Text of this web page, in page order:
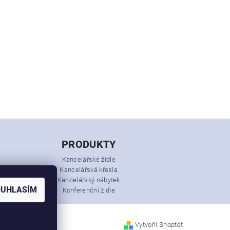
PRODUKTY
Kancelářské židle
Kancelářská křesla
Kancelářský nábytek
Konferenční židle
Vytvořil Shoptet